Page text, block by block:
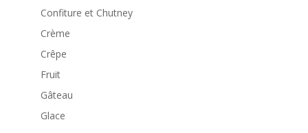
Confiture et Chutney
Crème
Crêpe
Fruit
Gâteau
Glace